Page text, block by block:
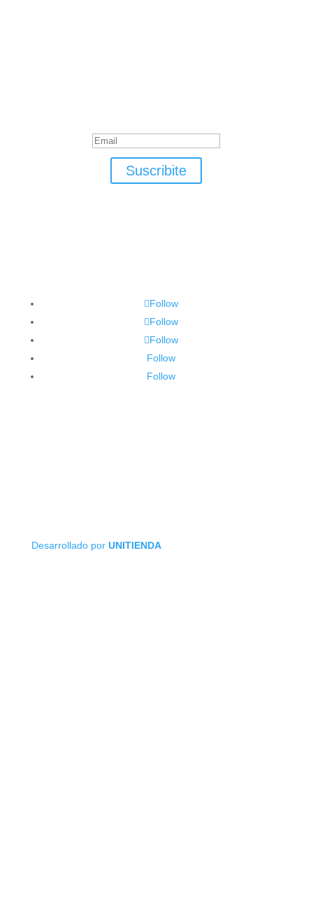
Suscribite
Follow
Follow
Follow
Follow
Follow
Desarrollado por UNITIENDA